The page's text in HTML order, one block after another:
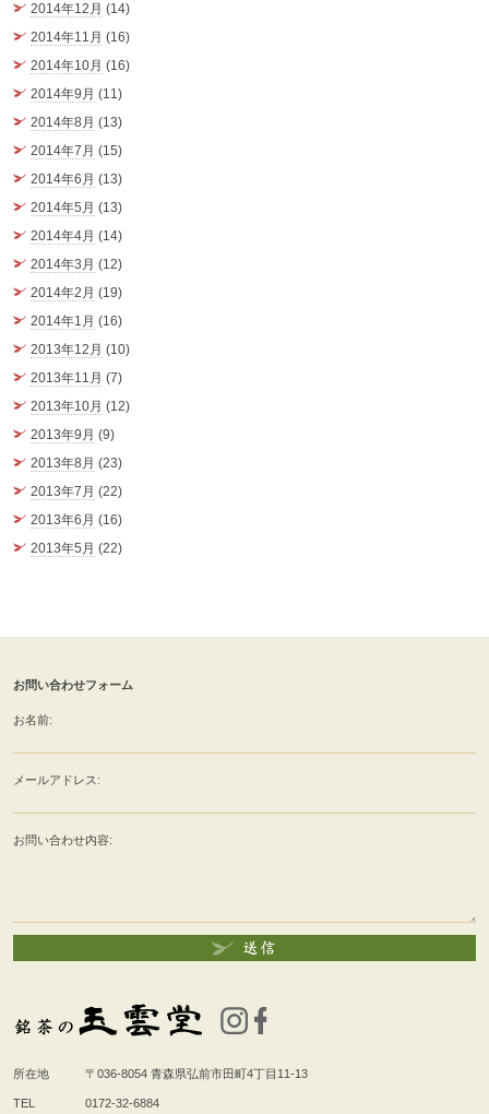
2014年12月 (14)
2014年11月 (16)
2014年10月 (16)
2014年9月 (11)
2014年8月 (13)
2014年7月 (15)
2014年6月 (13)
2014年5月 (13)
2014年4月 (14)
2014年3月 (12)
2014年2月 (19)
2014年1月 (16)
2013年12月 (10)
2013年11月 (7)
2013年10月 (12)
2013年9月 (9)
2013年8月 (23)
2013年7月 (22)
2013年6月 (16)
2013年5月 (22)
お問い合わせフォーム
お名前:
メールアドレス:
お問い合わせ内容:
所在地 〒036-8054 青森県弘前市田町4丁目11-13
TEL 0172-32-6884